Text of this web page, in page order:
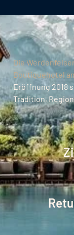
Die
Boutiquehotel
Eröffnung 2018
Tradition,